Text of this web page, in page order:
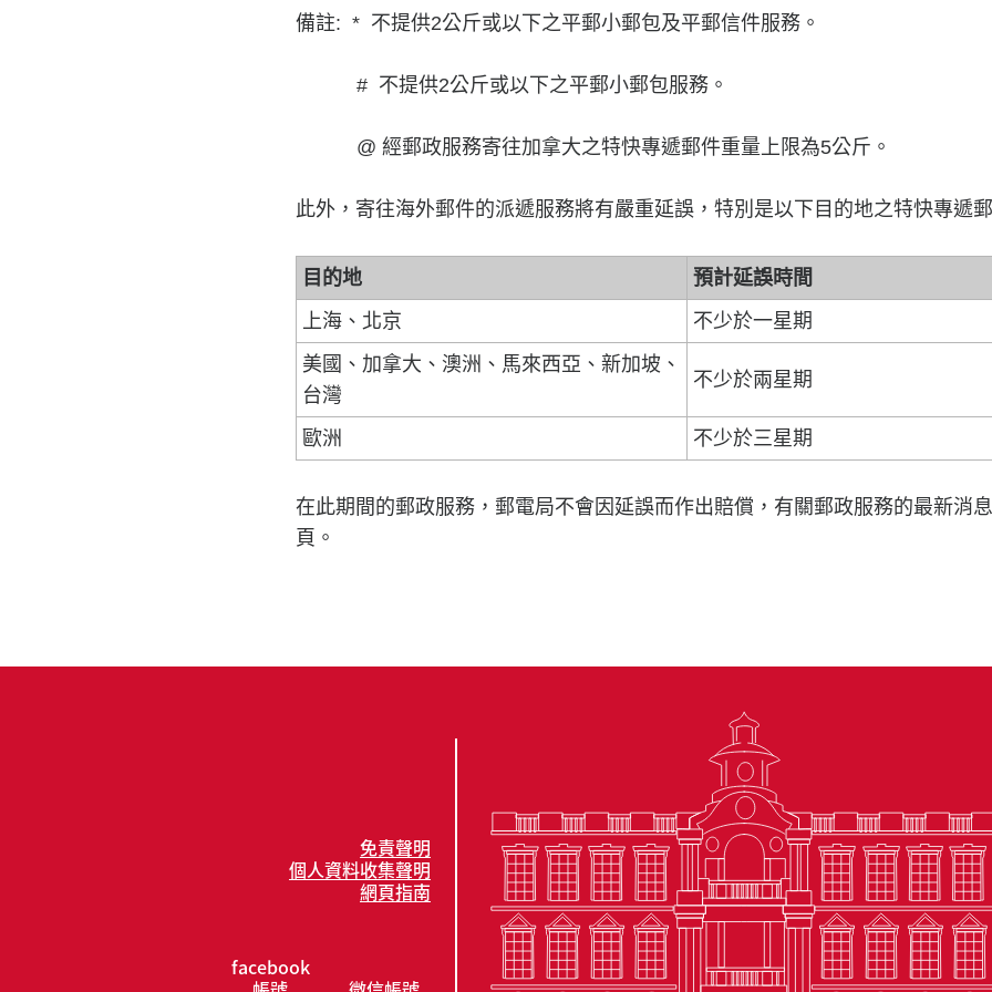
備註: * 不提供2公斤或以下之平郵小郵包及平郵信件服務。
# 不提供2公斤或以下之平郵小郵包服務。
@ 經郵政服務寄往加拿大之特快專遞郵件重量上限為5公斤。
此外，寄往海外郵件的派遞服務將有嚴重延誤，特別是以下目的地之特快專遞
目的地
預計延誤時間
上海、北京
不少於一星期
美國、加拿大、澳洲、馬來西亞、新加坡、
台灣
不少於兩星期
歐洲 不少於三星期
在此期間的郵政服務，郵電局不會因延誤而作出賠償，有關郵政服務的最新消
頁。
免責聲明
個人資料收集聲明
網頁指南
facebook